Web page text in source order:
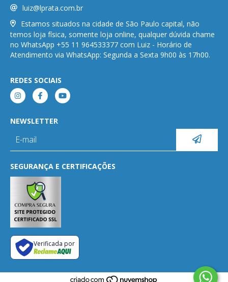
luiz@lprata.com.br
Estamos situados na cidade de São Paulo capital, não
temos loja física, somente loja online, qualquer dúvida chame
no WhatsApp +55 11 964533377 com Luiz - Horário de
Atendimento via WhatsApp: Segunda a Sexta 9h00 às 17h00.
REDES SOCIAIS
NEWSLETTER
SEGURANÇA E CERTIFICAÇÕES
Verificada por